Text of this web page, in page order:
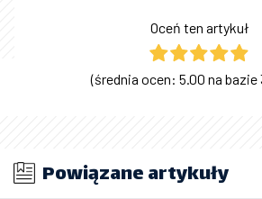
Oceń ten artykuł
(średnia ocen: 5.00 na bazie
Powiązane artykuły